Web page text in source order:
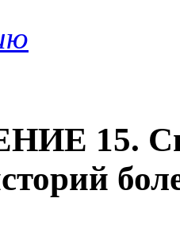
15.